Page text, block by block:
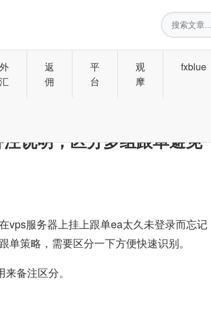
搜
索
外
汇
返
佣
平
台
观
摩
fxblue
说明，区分多组跟单避免
vps服务器上挂上跟单ea太久未登录而忘记
策略，需要区分一下方便快速识别。
备注区分。